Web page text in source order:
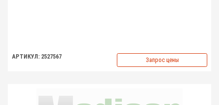
АРТИКУЛ: 2527567 Запрос цены